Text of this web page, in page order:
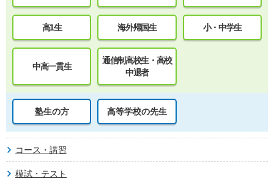
高1生 海外帰国生 小・中学生
中高一貫生
通信制高校生・高校
中退者
塾生の方 高等学校の先生
コース・講習
模試・テスト